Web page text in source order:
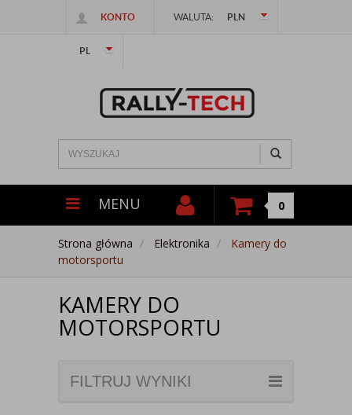
KONTO WALUTA: PLN
PL
MENU 0
Strona główna Elektronika
Kamery do
motorsportu
KAMERY DO
MOTORSPORTU
FILTRUJ WYNIKI